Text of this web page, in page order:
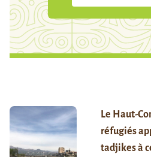
Le Haut-
réfugiés
tadjikes à